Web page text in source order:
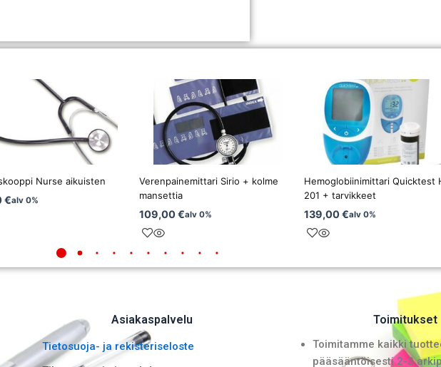
Nurse aikuisten
€alv 0%
Verenpainemittari Sirio + kolme
mansettia
109,00€alv 0%
Hemoglobiinimittari Quicktest
201 + tarvikkeet
139,00€alv 0%
Asiakaspalvelu
Tietosuoja- ja rekisteriseloste
Toimitukset
Toimitamme kaikki
pääsääntöisesti 2-3